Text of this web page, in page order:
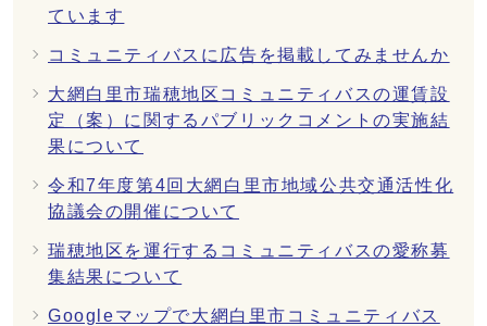
ています
コミュニティバスに広告を掲載してみませんか
大網白里市瑞穂地区コミュニティバスの運賃設
定（案）に関するパブリックコメントの実施結
果について
令和7年度第4回大網白里市地域公共交通活性化
協議会の開催について
瑞穂地区を運行するコミュニティバスの愛称募
集結果について
Googleマップで大網白里市コミュニティバス